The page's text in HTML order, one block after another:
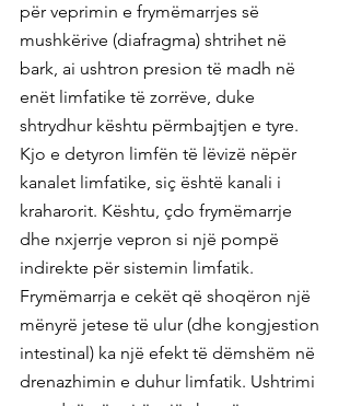
për veprimin e frymëmarrjes së
mushkërive (diafragma) shtrihet në
bark, ai ushtron presion të madh në
enët limfatike të zorrëve, duke
shtrydhur kështu përmbajtjen e tyre.
Kjo e detyron limfën të lëvizë nëpër
kanalet limfatike, siç është kanali i
kraharorit. Kështu, çdo frymëmarrje
dhe nxjerrje vepron si një pompë
indirekte për sistemin limfatik.
Frymëmarrja e cekët që shoqëron një
mënyrë jetese të ulur (dhe kongjestion
intestinal) ka një efekt të dëmshëm në
drenazhimin e duhur limfatik. Ushtrimi